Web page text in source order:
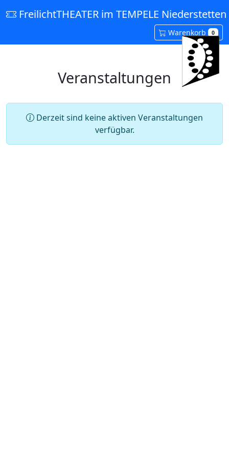
FreilichtTHEATER im TEMPELE Niederstetten
Warenkorb 0
Veranstaltungen
Derzeit sind keine aktiven Veranstaltungen
verfügbar.